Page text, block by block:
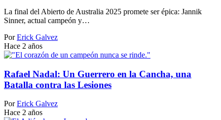
La final del Abierto de Australia 2025 promete ser épica: Jannik
Sinner, actual campeón y…
Por Erick Galvez
Hace 2 años
Rafael Nadal: Un Guerrero en la Cancha, una
Batalla contra las Lesiones
Por Erick Galvez
Hace 2 años